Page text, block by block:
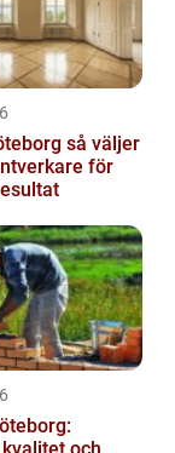
så väljer
för